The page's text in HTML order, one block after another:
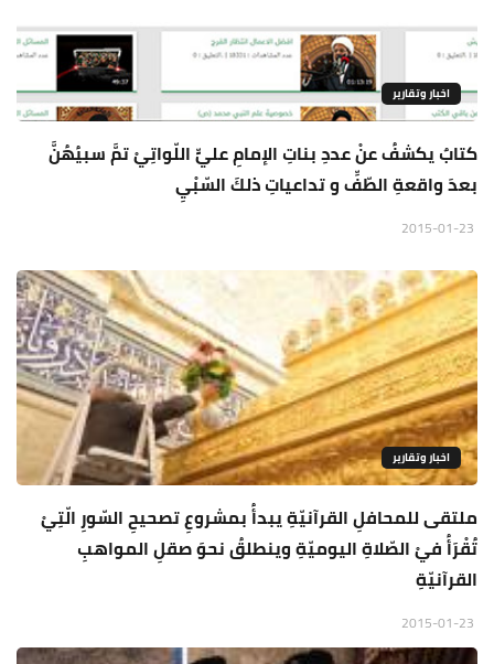
اخبار وتقارير
كتابٌ يكشفُ عنْ عددِ بناتِ الإمامِ عليٍّ اللّواتِيْ تمَّ سبيُهُنَّ
بعدَ واقعةِ الطّفِّ و تداعياتِ ذلكَ السّبْيِ
اخبار وتقارير
ملتقى للمحافلِ القرآنيّةِ يبدأُ بمشروعِ تصحيحِ السّورِ الّتِيْ
تُقْرَأُ فيْ الصّلاةِ اليوميّةِ وينطلقُ نحوَ صقلِ المواهبِ
القرآنيّةِ